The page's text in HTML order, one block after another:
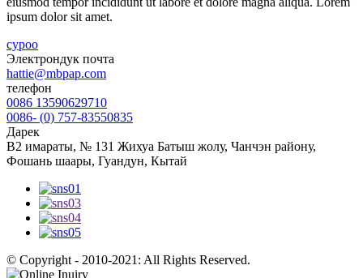
ipsum dolor sit amet.
суроо
Электрондук почта
hattie@mbpap.com
телефон
0086 13590629710
0086- (0) 757-83550835
Дарек
B2 имараты, № 131 Жихуа Батыш жолу, Чанчэн району,
Фошань шаары, Гуандун, Кытай
© Copyright - 2010-2021: All Rights Reserved.